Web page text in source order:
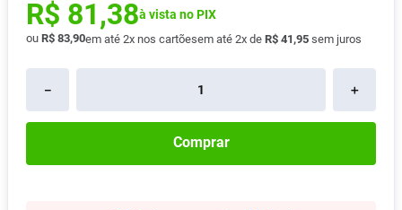
R$ 81,38à vista no PIX
ou R$ 83,90em até 2x nos cartõesem até 2x de R$ 41 ,95 sem juros
＋
－
Comprar
9 Vitamina D
10º Lavitan